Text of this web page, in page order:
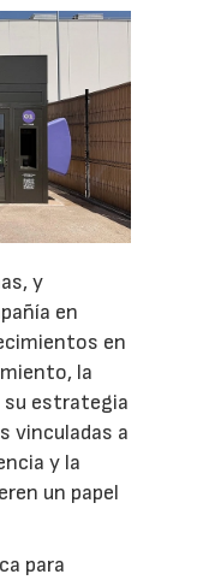
y
en
en
la
su estrategia
vinculadas a
y la
un papel
para